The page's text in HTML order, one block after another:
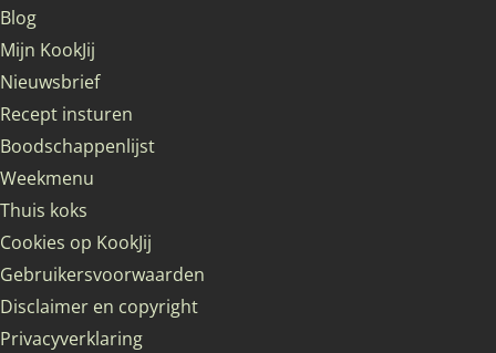
Blog
Mijn KookJij
Nieuwsbrief
Recept insturen
Boodschappenlijst
Weekmenu
Thuis koks
Cookies op KookJij
Gebruikersvoorwaarden
Disclaimer en copyright
Privacyverklaring